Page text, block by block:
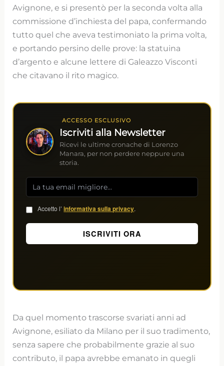
Avignone, e si presentò per la seconda volta alla
commissione d’inchiesta del papa, confermando
tutto quel che aveva testimoniato la prima volta,
e portando persino delle prove: la statuina
d’argento e alcune lettere di Galeazzo Visconti
che citavano il rito magico.
ACCESSO ESCLUSIVO
Iscriviti alla Newsletter
Ricevi le ultime cronache di Lorenzo
Manara, per non perdere neppure una
storia.
Accetto l’informativa sulla privacy.
Da quel momento trascorse svariati anni ad
Avignone, esiliato da Milano per il suo tradimento,
senza sapere che probabilmente grazie al suo
contributo, il papa avrebbe emanato in quegli